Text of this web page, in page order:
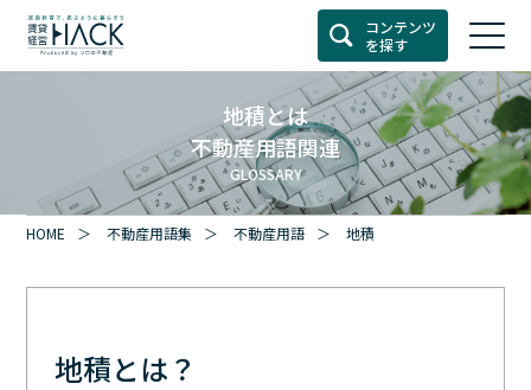
コンテンツ
を探す
地積とは
不動産用語関連
GLOSSARY
HOME 不動産用語集 不動産用語 地積
地積とは？